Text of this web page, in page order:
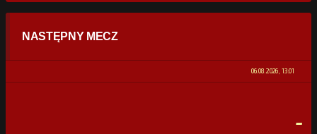
STATYSTYKI
0% 100%
NASTĘPNY MECZ
06.08.2026, 13:01
-